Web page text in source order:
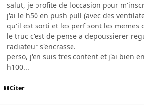
salut, je profite de l'occasion pour
j'ai le h50 en push pull (avec des
qu'il est sorti et les perf sont les memes
le truc c'est de pense a depoussierer
radiateur s'encrasse.
perso, j'en suis tres content et j'ai bien
h100...
Citer